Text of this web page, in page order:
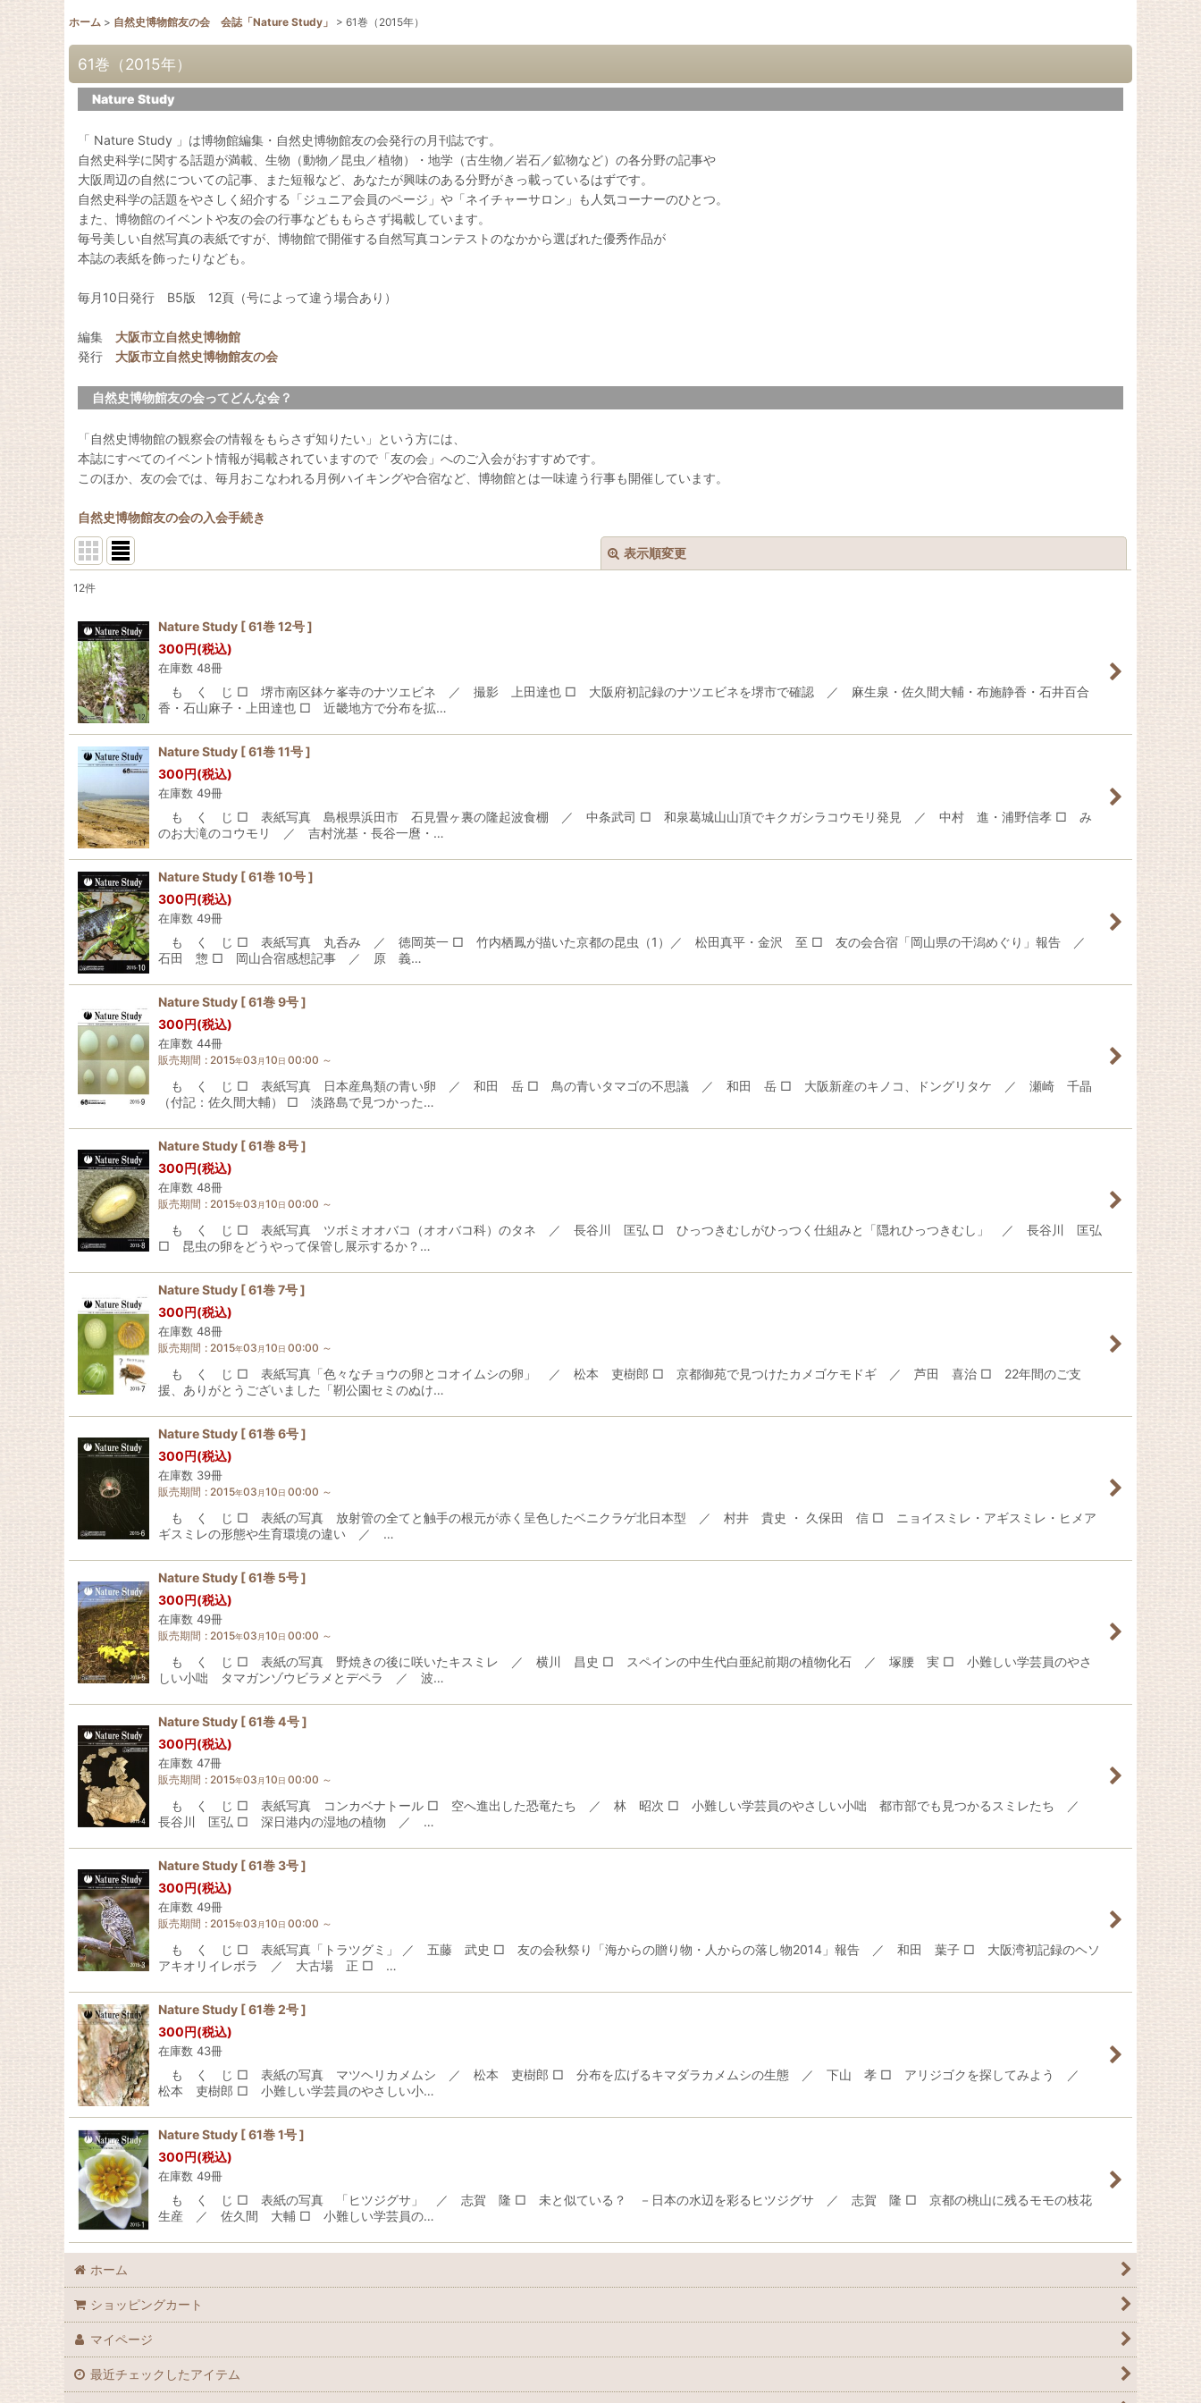
ホーム > 自然史博物館友の会 会誌「Nature Study」 > 61巻（2015年）
61巻（2015年）
Nature Study
「 Nature Study 」は博物館編集・自然史博物館友の会発行の月刊誌です。
自然史科学に関する話題が満載、生物（動物／昆虫／植物）・地学（古生物／岩石／鉱物など）の各分野の記事や
大阪周辺の自然についての記事、また短報など、あなたが興味のある分野がきっ載っているはずです。
自然史科学の話題をやさしく紹介する「ジュニア会員のページ」や「ネイチャーサロン」も人気コーナーのひとつ。
また、博物館のイベントや友の会の行事などももらさず掲載しています。
毎号美しい自然写真の表紙ですが、博物館で開催する自然写真コンテストのなかから選ばれた優秀作品が
本誌の表紙を飾ったりなども。
毎月10日発行 B5版 12頁（号によって違う場合あり）
編集 大阪市立自然史博物館
発行 大阪市立自然史博物館友の会
自然史博物館友の会ってどんな会？
「自然史博物館の観察会の情報をもらさず知りたい」という方には、
本誌にすべてのイベント情報が掲載されていますので「友の会」へのご入会がおすすめです。
このほか、友の会では、毎月おこなわれる月例ハイキングや合宿など、博物館とは一味違う行事も開催しています。
自然史博物館友の会の入会手続き
表示順変更
並び順:
絞り込む
12件
Nature Study [ 61巻 12号 ]
300円(税込)
在庫数 48冊
も く じ □ 堺市南区鉢ケ峯寺のナツエビネ ／ 撮影 上田達也 □ 大阪府初記録のナツエビネを堺市で確認 ／ 麻生泉・佐久間大輔・布施静香・石井百合
香・石山麻子・上田達也 □ 近畿地方で分布を拡…
Nature Study [ 61巻 11号 ]
300円(税込)
在庫数 49冊
も く じ □ 表紙写真 島根県浜田市 石見畳ヶ裏の隆起波食棚 ／ 中条武司 □ 和泉葛城山山頂でキクガシラコウモリ発見 ／ 中村 進・浦野信孝 □ み
のお大滝のコウモリ ／ 吉村洸基・長谷一麿・…
Nature Study [ 61巻 10号 ]
300円(税込)
在庫数 49冊
も く じ □ 表紙写真 丸呑み ／ 徳岡英一 □ 竹内栖鳳が描いた京都の昆虫（1）／ 松田真平・金沢 至 □ 友の会合宿「岡山県の干潟めぐり」報告 ／
石田 惣 □ 岡山合宿感想記事 ／ 原 義…
Nature Study [ 61巻 9号 ]
300円(税込)
在庫数 44冊
販売期間 : 2015年03 月10日 00:00 ～
も く じ □ 表紙写真 日本産鳥類の青い卵 ／ 和田 岳 □ 鳥の青いタマゴの不思議 ／ 和田 岳 □ 大阪新産のキノコ、ドングリタケ ／ 瀬崎 千晶
（付記：佐久間大輔） □ 淡路島で見つかった…
Nature Study [ 61巻 8号 ]
300円(税込)
在庫数 48冊
販売期間 : 2015年03 月10日 00:00 ～
も く じ □ 表紙写真 ツボミオオバコ（オオバコ科）のタネ ／ 長谷川 匡弘 □ ひっつきむしがひっつく仕組みと「隠れひっつきむし」 ／ 長谷川 匡弘
□ 昆虫の卵をどうやって保管し展示するか？…
Nature Study [ 61巻 7号 ]
300円(税込)
在庫数 48冊
販売期間 : 2015年03 月10日 00:00 ～
も く じ □ 表紙写真「色々なチョウの卵とコオイムシの卵」 ／ 松本 吏樹郎 □ 京都御苑で見つけたカメゴケモドギ ／ 芦田 喜治 □ 22年間のご支
援、ありがとうございました「靭公園セミのぬけ…
Nature Study [ 61巻 6号 ]
300円(税込)
在庫数 39冊
販売期間 : 2015年03 月10日 00:00 ～
も く じ □ 表紙の写真 放射管の全てと触手の根元が赤く呈色したベニクラゲ北日本型 ／ 村井 貴史 ・ 久保田 信 □ ニョイスミレ・アギスミレ・ヒメア
ギスミレの形態や生育環境の違い ／ …
Nature Study [ 61巻 5号 ]
300円(税込)
在庫数 49冊
販売期間 : 2015年03 月10日 00:00 ～
も く じ □ 表紙の写真 野焼きの後に咲いたキスミレ ／ 横川 昌史 □ スペインの中生代白亜紀前期の植物化石 ／ 塚腰 実 □ 小難しい学芸員のやさ
しい小咄 タマガンゾウビラメとデペラ ／ 波…
Nature Study [ 61巻 4号 ]
300円(税込)
在庫数 47冊
販売期間 : 2015年03 月10日 00:00 ～
も く じ □ 表紙写真 コンカベナトール □ 空へ進出した恐竜たち ／ 林 昭次 □ 小難しい学芸員のやさしい小咄 都市部でも見つかるスミレたち ／
長谷川 匡弘 □ 深日港内の湿地の植物 ／ …
Nature Study [ 61巻 3号 ]
300円(税込)
在庫数 49冊
販売期間 : 2015年03 月10日 00:00 ～
も く じ □ 表紙写真「トラツグミ」 ／ 五藤 武史 □ 友の会秋祭り「海からの贈り物・人からの落し物2014」報告 ／ 和田 葉子 □ 大阪湾初記録のヘソ
アキオリイレボラ ／ 大古場 正 □ …
Nature Study [ 61巻 2号 ]
300円(税込)
在庫数 43冊
も く じ □ 表紙の写真 マツヘリカメムシ ／ 松本 吏樹郎 □ 分布を広げるキマダラカメムシの生態 ／ 下山 孝 □ アリジゴクを探してみよう ／
松本 吏樹郎 □ 小難しい学芸員のやさしい小…
Nature Study [ 61巻 1号 ]
300円(税込)
在庫数 49冊
も く じ □ 表紙の写真 「ヒツジグサ」 ／ 志賀 隆 □ 未と似ている？ －日本の水辺を彩るヒツジグサ ／ 志賀 隆 □ 京都の桃山に残るモモの枝花
生産 ／ 佐久間 大輔 □ 小難しい学芸員の…
ホーム
ショッピングカート
マイページ
最近チェックしたアイテム